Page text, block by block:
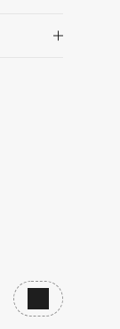
Наверх